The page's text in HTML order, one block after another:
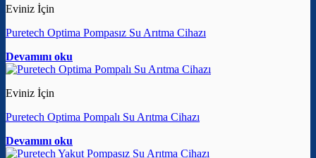
Eviniz İçin
Puretech Optima Pompasız Su Arıtma Cihazı
Devamını oku
Eviniz İçin
Puretech Optima Pompalı Su Arıtma Cihazı
Devamını oku